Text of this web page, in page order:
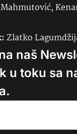
Zlatko
naš
u toku sa